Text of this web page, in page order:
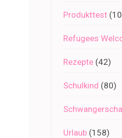
Produkttest
Refugees
Rezepte (42)
Schulkind (80)
Urlaub (158)